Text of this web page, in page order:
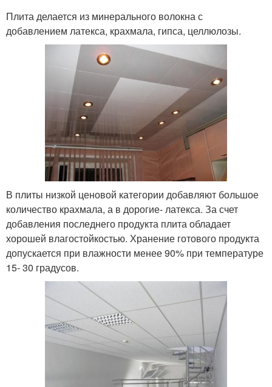
Плита делается из минерального волокна с
добавлением латекса, крахмала, гипса, целлюлозы.
В плиты низкой ценовой категории добавляют большое
количество крахмала, а в дорогие- латекса. За счет
добавления последнего продукта плита обладает
хорошей влагостойкостью. Хранение готового продукта
допускается при влажности менее 90% при температуре
15- 30 градусов.